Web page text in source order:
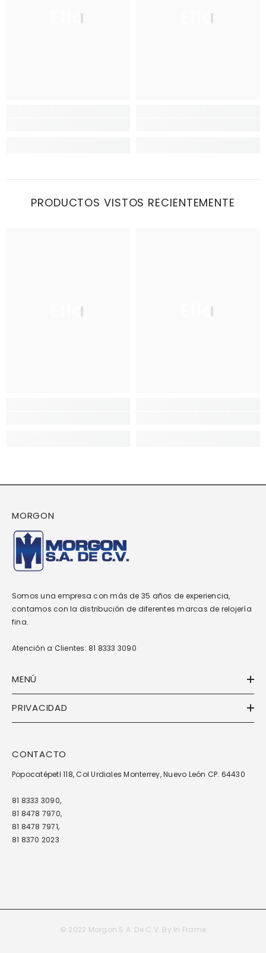
Ella Ella
PRODUCTOS VISTOS RECIENTEMENTE
Ella Ella
MORGON
Somos una empresa con más de 35 años de experiencia,
contamos con la distribución de diferentes marcas de relojería
fina.
Atención a Clientes: 81 8333 3090
MENÚ
PRIVACIDAD
CONTACTO
Popocatépetl 118, Col Urdiales Monterrey, Nuevo León CP. 64430
81 8333 3090,
81 8478 7970,
81 8478 7971,
81 8370 2023
© 2022 Morgon S.A. De C.V. By In Frame